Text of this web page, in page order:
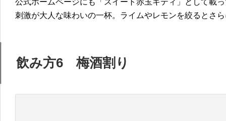
公式ホームページにも「スイート赤玉キティ」として載
刺激が大人な味わいの一杯。ライムやレモンを絞るとさ
飲み方6 梅酒割り